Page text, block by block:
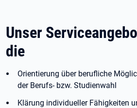
Unser
die
Orientierung über berufliche
der Berufs- bzw. Studienwahl
Klärung individueller Fähigkeiten